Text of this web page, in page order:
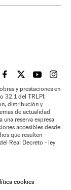
EL PAÍS BRASIL EN
EL PAÍSEL PAÍS
EL
y prestaciones en
32.1 del TRLPI;
distribución y
de actualidad
una reserva expresa
accesibles desde
que resulten
Real Decreto - ley
cookies